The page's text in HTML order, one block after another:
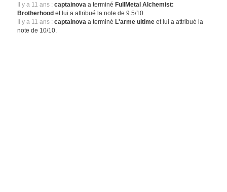
Il y a 11 ans : captainova a terminé FullMetal Alchemist:
Brotherhood et lui a attribué la note de 9.5/10.
Il y a 11 ans : captainova a terminé L'arme ultime et lui a attribué la
note de 10/10.